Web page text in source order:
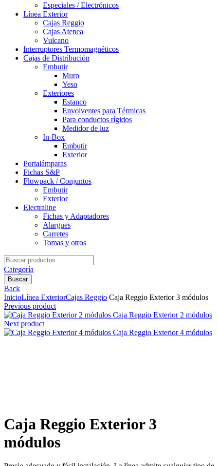
Especiales / Electrónicos
Línea Exterior
Cajas Reggio
Cajas Atenea
Vulcano
Interruptores Termomagnéticos
Cajas de Distribución
Embutir
Muro
Yeso
Exteriores
Estanco
Envolventes para Térmicas
Para conductos rígidos
Medidor de luz
In-Box
Embutir
Exterior
Portalámparas
Fichas S&P
Flowpack / Conjuntos
Embutir
Exterior
Electraline
Fichas y Adaptadores
Alargues
Carretes
Tomas y otros
Search
for:
Categoría
Buscar
Back
InicioLínea ExteriorCajas Reggio Caja Reggio Exterior 3 módulos
Previous product
Caja Reggio Exterior 2 módulos
Next product
Caja Reggio Exterior 4 módulos
Caja Reggio Exterior 3
módulos